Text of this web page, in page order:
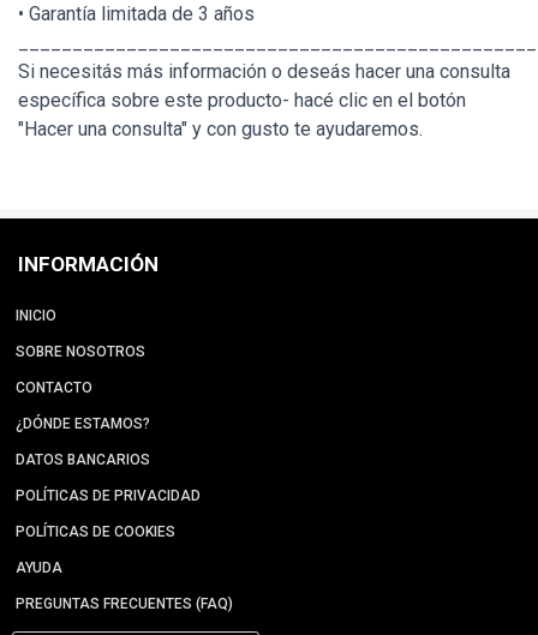
• Garantía limitada de 3 años
Si necesitás más información o deseás hacer una consulta
específica sobre este producto- hacé clic en el botón
"Hacer una consulta" y con gusto te ayudaremos.
INFORMACIÓN
INICIO
SOBRE NOSOTROS
CONTACTO
¿DÓNDE ESTAMOS?
DATOS BANCARIOS
POLÍTICAS DE PRIVACIDAD
POLÍTICAS DE COOKIES
AYUDA
PREGUNTAS FRECUENTES (FAQ)